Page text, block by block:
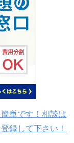
単です！相談は
録して下さい！